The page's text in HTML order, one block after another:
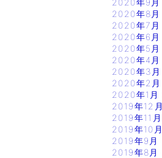
2020年9月
2020年8月
2020年7月
2020年6月
2020年5月
2020年4月
2020年3月
2020年2月
2020年1月
2019年12月
2019年11月
2019年10月
2019年9月
2019年8月